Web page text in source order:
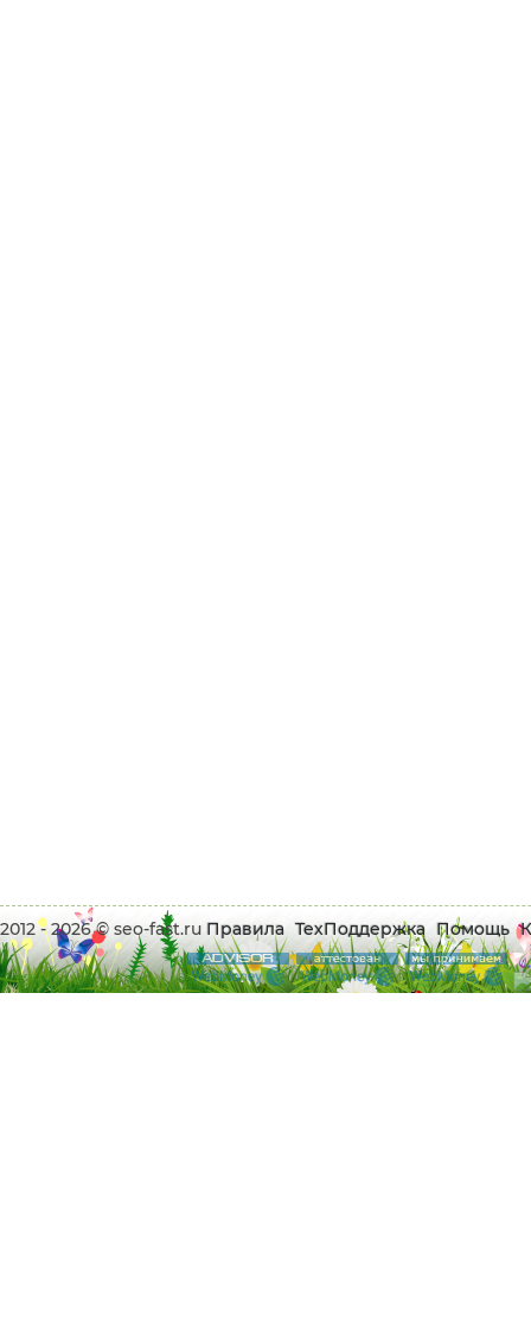
2012 - 2026 © seo-fast.ru Правила ТехПоддержка Помощь